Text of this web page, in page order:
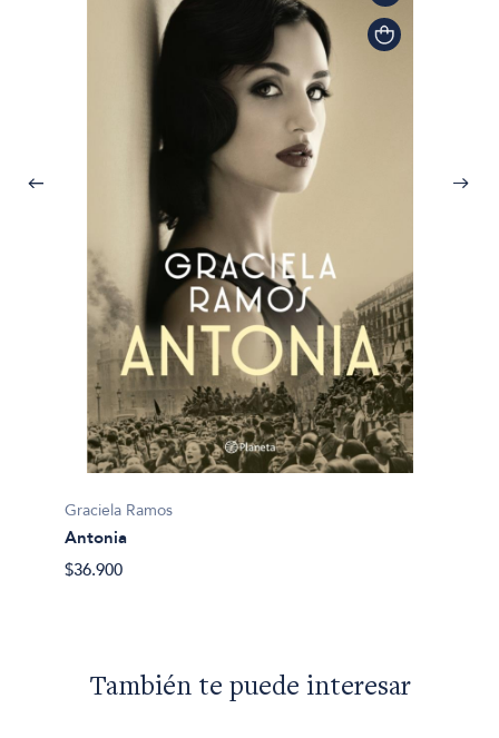
Graciela Ramos
Antonia
$36.900
También te puede interesar